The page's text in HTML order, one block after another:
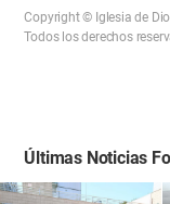
Copyright © Iglesia de
Todos los derechos
Últimas Noticias